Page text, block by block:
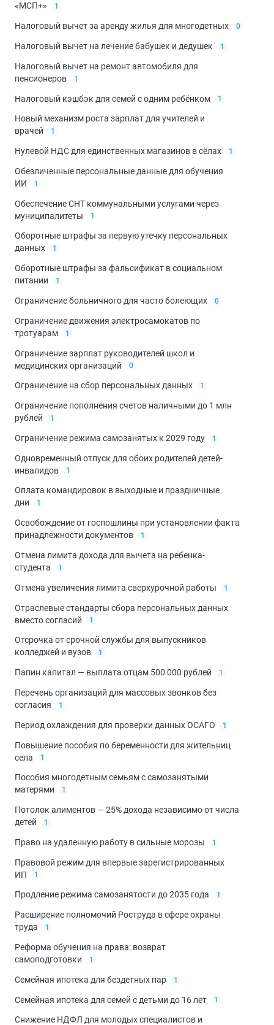
«МСП+»
1
Налоговый вычет за аренду жилья для многодетных 0
Налоговый вычет на лечение бабушек и дедушек 1
Налоговый вычет на ремонт автомобиля для
пенсионеров
1
Налоговый кэшбэк для семей с одним ребёнком 1
Новый механизм роста зарплат для учителей и
врачей
1
Нулевой НДС для единственных магазинов в сёлах 1
Обезличенные персональные данные для обучения
ИИ
1
Обеспечение СНТ коммунальными услугами через
муниципалитеты
1
Оборотные штрафы за первую утечку персональных
данных
1
Оборотные штрафы за фальсификат в социальном
питании
1
Ограничение больничного для часто болеющих 0
Ограничение движения электросамокатов по
тротуарам
1
Ограничение зарплат руководителей школ и
медицинских организаций
0
Ограничение на сбор персональных данных 1
Ограничение пополнения счетов наличными до 1 млн
рублей
1
Ограничение режима самозанятых к 2029 году 1
Одновременный отпуск для обоих родителей детей-
инвалидов
1
Оплата командировок в выходные и праздничные
дни
1
Освобождение от госпошлины при установлении факта
принадлежности документов
1
Отмена лимита дохода для вычета на ребенка-
студента
1
Отмена увеличения лимита сверхурочной работы 1
Отраслевые стандарты сбора персональных данных
вместо согласий
1
Отсрочка от срочной службы для выпускников
колледжей и вузов
1
Папин капитал — выплата отцам 500 000 рублей 1
Перечень организаций для массовых звонков без
согласия
1
Период охлаждения для проверки данных ОСАГО 1
Повышение пособия по беременности для жительниц
села
1
Пособия многодетным семьям с самозанятыми
матерями
1
Потолок алиментов — 25% дохода независимо от числа
детей
1
Право на удаленную работу в сильные морозы 1
Правовой режим для впервые зарегистрированных
ИП
1
Продление режима самозанятости до 2035 года 1
Расширение полномочий Роструда в сфере охраны
труда
1
Реформа обучения на права: возврат
самоподготовки
1
Семейная ипотека для бездетных пар 1
Семейная ипотека для семей с детьми до 16 лет 1
Снижение НДФЛ для молодых специалистов и